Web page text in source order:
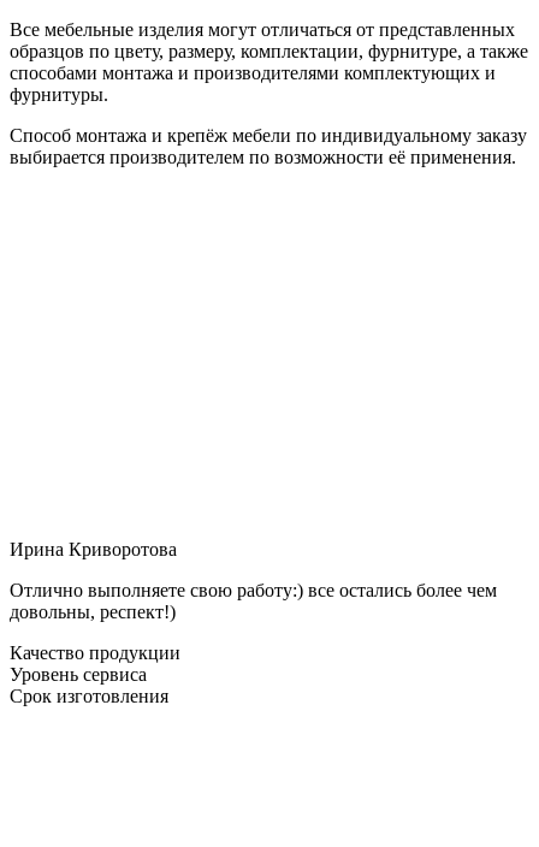
Все мебельные изделия могут отличаться от представленных
образцов по цвету, размеру, комплектации, фурнитуре, а также
способами монтажа и производителями комплектующих и
фурнитуры.
Способ монтажа и крепёж мебели по индивидуальному заказу
выбирается производителем по возможности её применения.
Ирина Криворотова
Отлично выполняете свою работу:) все остались более чем
довольны, респект!)
Качество продукции
Уровень сервиса
Срок изготовления